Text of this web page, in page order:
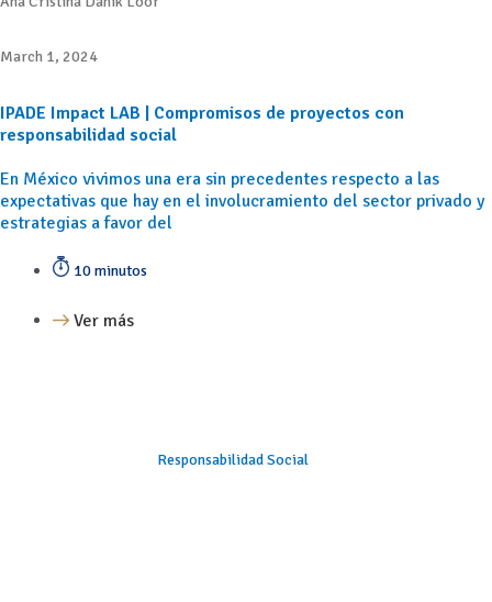
March 1, 2024
IPADE Impact LAB | Compromisos de proyectos con
responsabilidad social
En México vivimos una era sin precedentes respecto a las
expectativas que hay en el involucramiento del sector privado y
estrategias a favor del
10 minutos
Ver más
Responsabilidad Social